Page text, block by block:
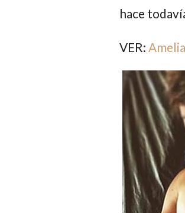
hace
VER: